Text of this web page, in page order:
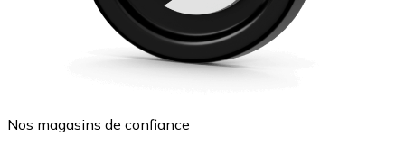
Nos magasins de confiance